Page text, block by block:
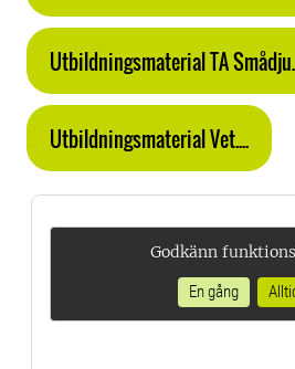
Utbildningsmaterial TA
Utbildningsmaterial Vet....
Godkänn
En gång